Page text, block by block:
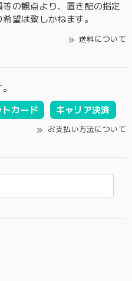
の観点より、置き配の指定
望は致しかねます。
送料について
カード キャリア決済
お支払い方法について